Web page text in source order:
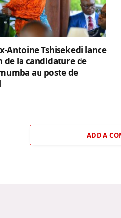
Antoine Tshisekedi lance
de la candidature de
au poste de
ADD A